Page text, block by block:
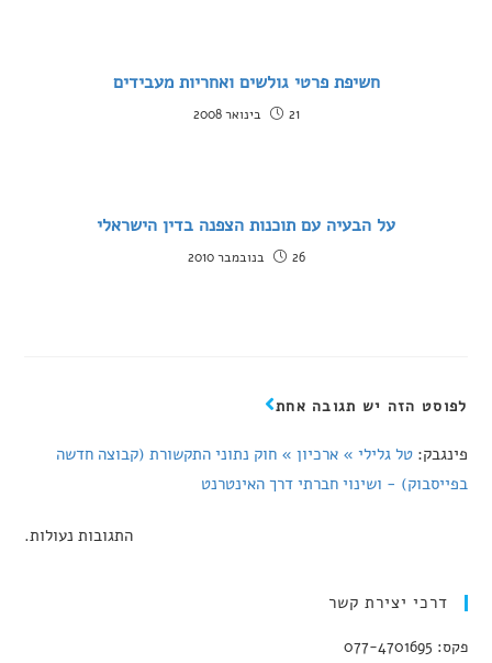
חשיפת פרטי גולשים ואחריות מעבידים
21 בינואר 2008
על הבעיה עם תוכנות הצפנה בדין הישראלי
26 בנובמבר 2010
לפוסט הזה יש תגובה אחת
פינגבק:טל גלילי » ארכיון » חוק נתוני התקשורת (קבוצה חדשה
בפייסבוק) - ושינוי חברתי דרך האינטרנט
התגובות נעולות.
דרכי יצירת קשר
פקס: 077-4701695